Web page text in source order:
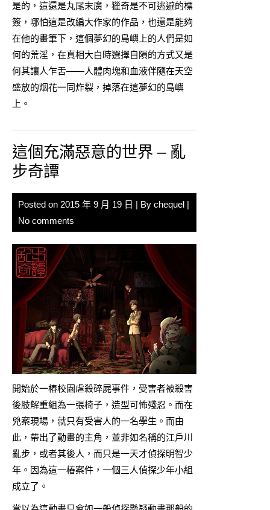
是的，這還是丸尾末廣，獵奇是不可逃避的標
簽，哪怕這是改編大作家的作品，也還是能夠
在他的畫筆下，這個夢幻的島嶼上的人們是如
何的荒淫，在真相大白時選擇自隕的方式又是
何其讓人乍舌——人體肉塊和血液伴隨在天空
盛放的烟花一同炸裂，掉落在這夢幻的島嶼
上。
這個充滿惡意的世界 – 亂
步奇譚
Posted on 2015 年 9 月 19 日 | By chequel
No comments
開始於一樁校園虐殺碎屍事件，受害者被殺害
後肢解重組為一張椅子，造型可怖殘忍。而在
兇案現場，就只有受害人的一名學生。而由
此，帶出了動畫的主角，並非如名稱的江戶川
亂步，或者其後人，而只是一天才偵探明智少
年。因為這一樁案件，一個三人偵探少年小組
成立了。